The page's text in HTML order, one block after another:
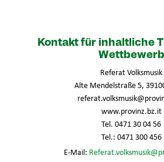
Kontakt für inhaltliche
Wettbewerb
Referat Volksmusik
Alte Mendelstraße 5,
www.provinz.bz.it
Tel. 0471 30 04 56
Tel.: 0471 300 456
E-Mail: